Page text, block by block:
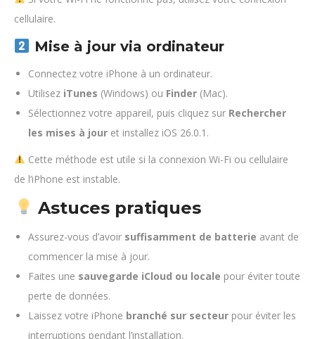
cellulaire.
Mise à jour via ordinateur
Connectez votre iPhone à un ordinateur.
Utilisez iTunes (Windows) ou Finder (Mac).
Sélectionnez votre appareil, puis cliquez sur Rechercher
les mises à jour et installez iOS 26.0.1.
Cette méthode est utile si la connexion Wi-Fi ou cellulaire
de l’iPhone est instable.
Astuces pratiques
Assurez-vous d’avoir suffisamment de batterie avant de
commencer la mise à jour.
Faites une sauvegarde iCloud ou locale pour éviter toute
perte de données.
Laissez votre iPhone branché sur secteur pour éviter les
interruptions pendant l’installation.